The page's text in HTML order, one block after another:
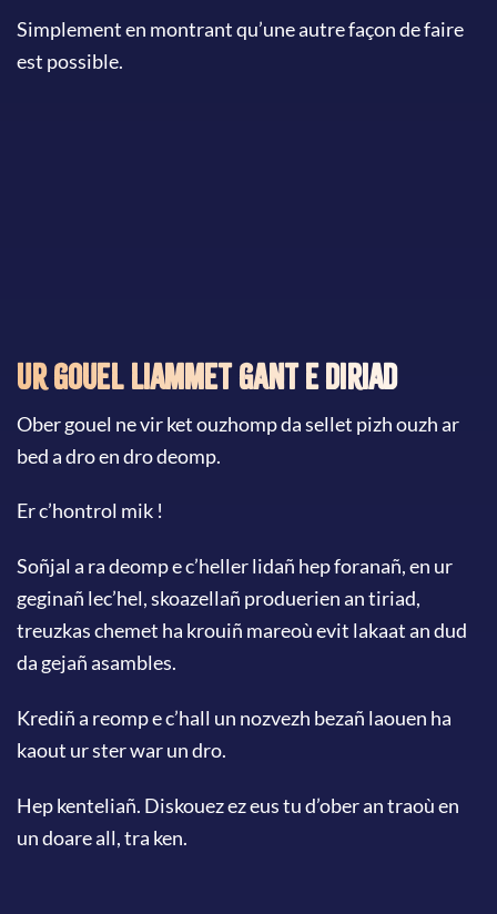
Simplement en montrant qu’une autre façon de faire
est possible.
Ur gouel liammet gant e diriad
Ober gouel ne vir ket ouzhomp da sellet pizh ouzh ar
bed a dro en dro deomp.
Er c’hontrol mik !
Soñjal a ra deomp e c’heller lidañ hep foranañ, en ur
geginañ lec’hel, skoazellañ produerien an tiriad,
treuzkas chemet ha krouiñ mareoù evit lakaat an dud
da gejañ asambles.
Krediñ a reomp e c’hall un nozvezh bezañ laouen ha
kaout ur ster war un dro.
Hep kenteliañ. Diskouez ez eus tu d’ober an traoù en
un doare all, tra ken.